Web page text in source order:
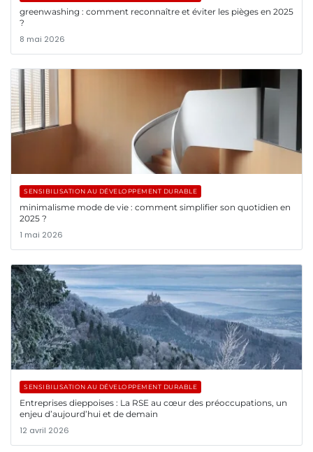
greenwashing : comment reconnaître et éviter les pièges en 2025
?
8 mai 2026
SENSIBILISATION AU DÉVELOPPEMENT DURABLE
minimalisme mode de vie : comment simplifier son quotidien en
2025 ?
1 mai 2026
SENSIBILISATION AU DÉVELOPPEMENT DURABLE
Entreprises dieppoises : La RSE au cœur des préoccupations, un
enjeu d’aujourd’hui et de demain
12 avril 2026